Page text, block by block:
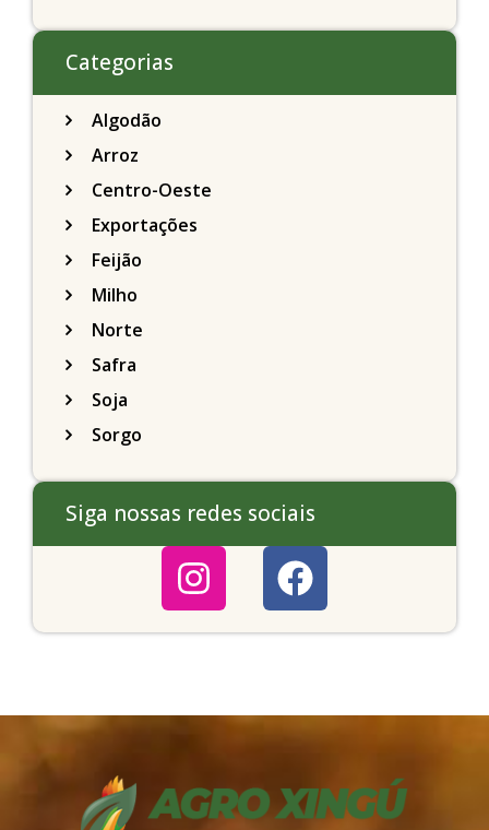
Categorias
Algodão
Arroz
Centro-Oeste
Exportações
Feijão
Milho
Norte
Safra
Soja
Sorgo
Siga nossas redes sociais